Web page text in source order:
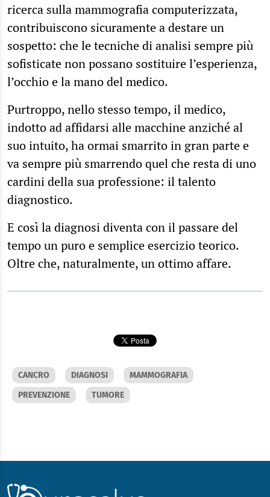
ricerca sulla mammografia computerizzata,
contribuiscono sicuramente a destare un
sospetto: che le tecniche di analisi sempre più
sofisticate non possano sostituire l’esperienza,
l’occhio e la mano del medico.
Purtroppo, nello stesso tempo, il medico,
indotto ad affidarsi alle macchine anziché al
suo intuito, ha ormai smarrito in gran parte e
va sempre più smarrendo quel che resta di uno
cardini della sua professione: il talento
diagnostico.
E così la diagnosi diventa con il passare del
tempo un puro e semplice esercizio teorico.
Oltre che, naturalmente, un ottimo affare.
CANCRO DIAGNOSI
MAMMOGRAFIA
PREVENZIONE
TUMORE